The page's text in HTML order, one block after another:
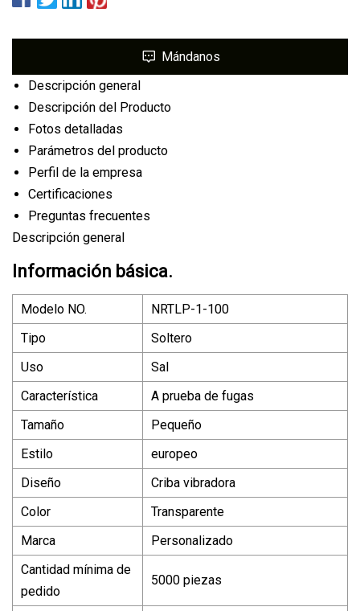
Mándanos
Descripción general
Descripción del Producto
Fotos detalladas
Parámetros del producto
Perfil de la empresa
Certificaciones
Preguntas frecuentes
Descripción general
Información básica.
Modelo NO.
NRTLP-1-100
Tipo
Soltero
Uso
Sal
Característica
A prueba de fugas
Tamaño
Pequeño
Estilo
europeo
Diseño
Criba vibradora
Color
Transparente
Marca
Personalizado
Cantidad mínima de
pedido
5000 piezas